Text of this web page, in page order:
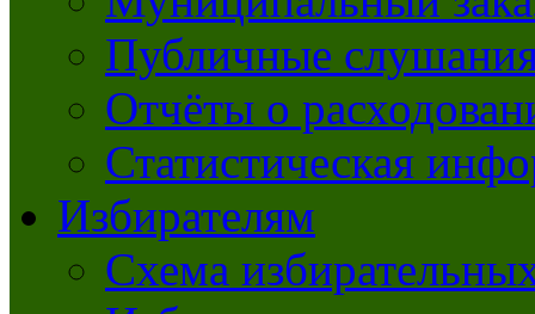
Публичные
Отчёты о
Статистическая
Избирателям
Схема